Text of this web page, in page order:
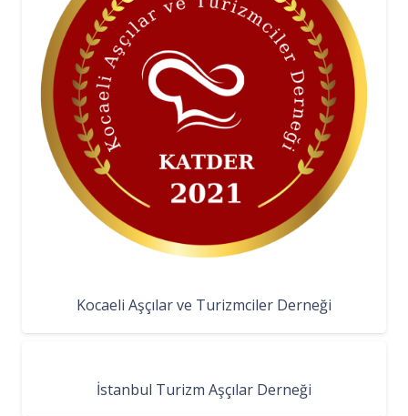
Kocaeli Aşçılar ve Turizmciler Derneği
İstanbul Turizm Aşçılar Derneği